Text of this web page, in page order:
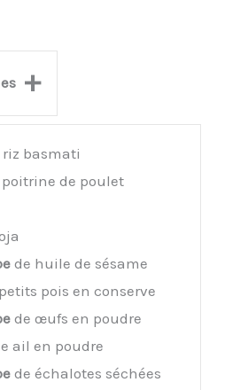
+
riz basmati
poitrine de poulet
de huile de sésame
pois en conserve
de œufs en poudre
ail en poudre
de échalotes séchées